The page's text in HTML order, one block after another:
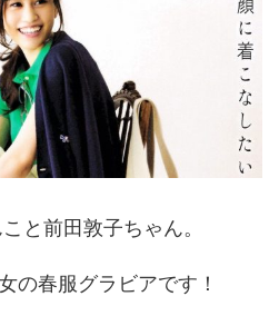
と前田敦子ちゃん。
の春服グラビアです！